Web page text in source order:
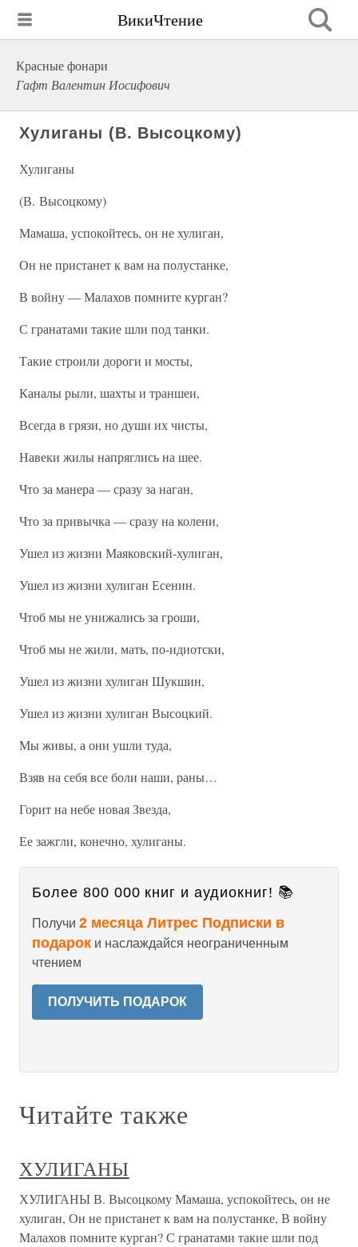
ВикиЧтение
Красные фонари
Гафт Валентин Иосифович
Хулиганы (В. Высоцкому)
Хулиганы
(В. Высоцкому)
Мамаша, успокойтесь, он не хулиган,
Он не пристанет к вам на полустанке,
В войну — Малахов помните курган?
С гранатами такие шли под танки.
Такие строили дороги и мосты,
Каналы рыли, шахты и траншеи,
Всегда в грязи, но души их чисты,
Навеки жилы напряглись на шее.
Что за манера — сразу за наган,
Что за привычка — сразу на колени,
Ушел из жизни Маяковский-хулиган,
Ушел из жизни хулиган Есенин.
Чтоб мы не унижались за гроши,
Чтоб мы не жили, мать, по-идиотски,
Ушел из жизни хулиган Шукшин,
Ушел из жизни хулиган Высоцкий.
Мы живы, а они ушли туда,
Взяв на себя все боли наши, раны…
Горит на небе новая Звезда,
Ее зажгли, конечно, хулиганы.
Более 800 000 книг и аудиокниг! 📚
Получи 2 месяца Литрес Подписки в
подарок и наслаждайся неограниченным
чтением
ПОЛУЧИТЬ ПОДАРОК
Читайте также
ХУЛИГАНЫ
ХУЛИГАНЫ В. Высоцкому Мамаша, успокойтесь, он не
хулиган, Он не пристанет к вам на полустанке, В войну
Малахов помните курган? С гранатами такие шли под